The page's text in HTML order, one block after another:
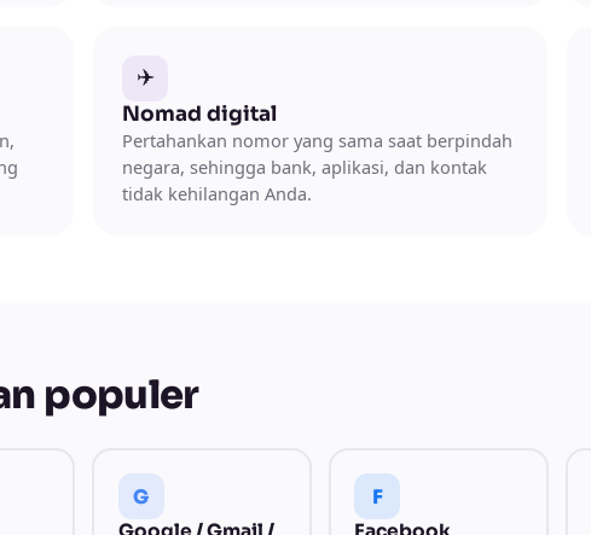
✈️
Nomad digital
Pertahankan nomor yang sama saat berpindah
negara, sehingga bank, aplikasi, dan kontak
tidak kehilangan Anda.
populer
G F